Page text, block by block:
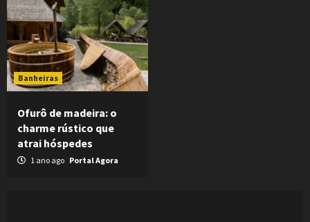
Banheiras
Ofurô de madeira: o
charme rústico que
atrai hóspedes
1 ano ago Portal Agora